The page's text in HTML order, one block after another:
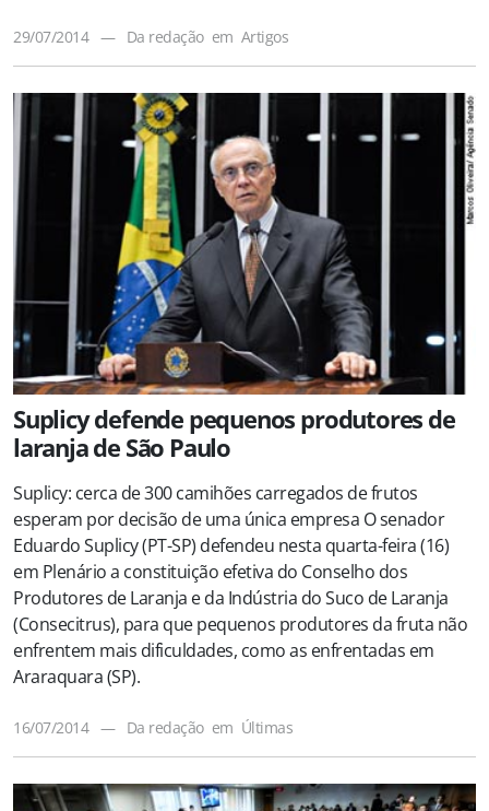
29/07/2014 — Da redação em Artigos
Suplicy defende pequenos produtores de
laranja de São Paulo
Suplicy: cerca de 300 camihões carregados de frutos
esperam por decisão de uma única empresa O senador
Eduardo Suplicy (PT-SP) defendeu nesta quarta-feira (16)
em Plenário a constituição efetiva do Conselho dos
Produtores de Laranja e da Indústria do Suco de Laranja
(Consecitrus), para que pequenos produtores da fruta não
enfrentem mais dificuldades, como as enfrentadas em
Araraquara (SP).
16/07/2014 — Da redação em Últimas